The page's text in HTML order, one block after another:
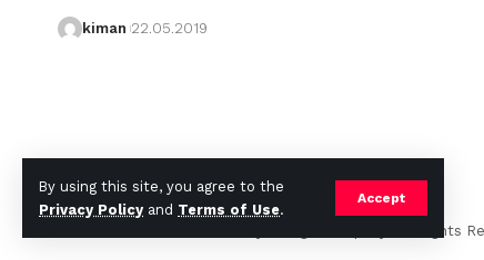
By using this site, you agree to the
Privacy Policy and Terms of Use.
Accept
kiman 22.05.2019
© Foxiz News Network. Ruby Design Company. All Rights